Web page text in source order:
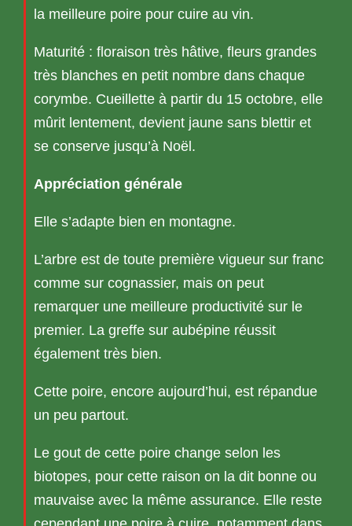
la meilleure poire pour cuire au vin.
Maturité : floraison très hâtive, fleurs grandes
très blanches en petit nombre dans chaque
corymbe. Cueillette à partir du 15 octobre, elle
mûrit lentement, devient jaune sans blettir et
se conserve jusqu’à Noël.
Appréciation générale
Elle s’adapte bien en montagne.
L’arbre est de toute première vigueur sur franc
comme sur cognassier, mais on peut
remarquer une meilleure productivité sur le
premier. La greffe sur aubépine réussit
également très bien.
Cette poire, encore aujourd’hui, est répandue
un peu partout.
Le gout de cette poire change selon les
biotopes, pour cette raison on la dit bonne ou
mauvaise avec la même assurance. Elle reste